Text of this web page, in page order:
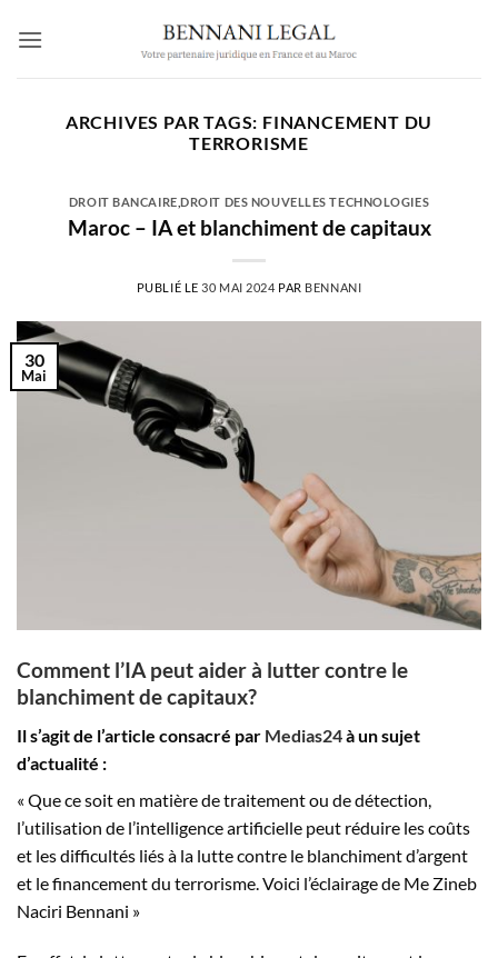
ARCHIVES PAR TAGS: FINANCEMENT DU
TERRORISME
DROIT BANCAIRE ,DROIT DES NOUVELLES TECHNOLOGIES
Maroc – IA et blanchiment de capitaux
PUBLIÉ LE 30 MAI 2024 PAR BENNANI
30
Mai
Comment l’IA peut aider à lutter contre le
blanchiment de capitaux?
Il s’agit de l’article consacré par Medias24à un sujet
d’actualité :
« Que ce soit en matière de traitement ou de détection,
l’utilisation de l’intelligence artificielle peut réduire les coûts
et les difficultés liés à la lutte contre le blanchiment d’argent
et le financement du terrorisme. Voici l’éclairage de Me Zineb
Naciri Bennani »